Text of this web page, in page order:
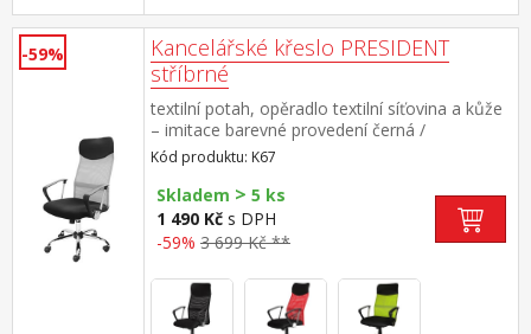
-59%
Kancelářské křeslo PRESIDENT
stříbrné
textilní potah, opěradlo textilní síťovina a kůže
– imitace barevné provedení černá /
stříbrná chromovaný kříž, houpací
mechanismus výška sedu 45-51
cm doporučená nosnost do 120 kg
Kód produktu: K67
Skladem > 5 ks
1 490 Kč s DPH
-59% 3 699 Kč **